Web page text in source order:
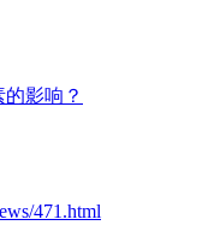
影响？
471.html